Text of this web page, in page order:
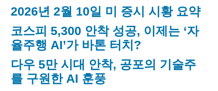
2026년 2월 10일 미 증시 시황 요약
코스피 5,300 안착 성공, 이제는 ‘자
율주행 AI’가 바톤 터치?
다우 5만 시대 안착, 공포의 기술주
를 구원한 AI 훈풍